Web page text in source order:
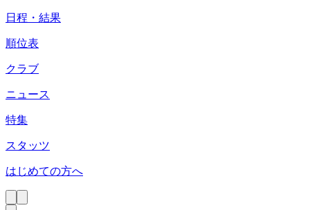
日程・結果
順位表
クラブ
ニュース
特集
スタッツ
はじめての方へ